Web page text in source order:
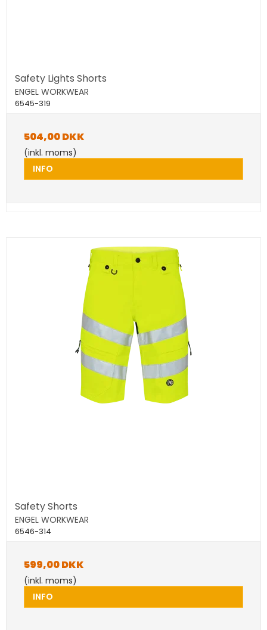
Safety Lights Shorts
ENGEL WORKWEAR
6545-319
504,00 DKK
(inkl. moms)
INFO
Safety Shorts
ENGEL WORKWEAR
6546-314
599,00 DKK
(inkl. moms)
INFO